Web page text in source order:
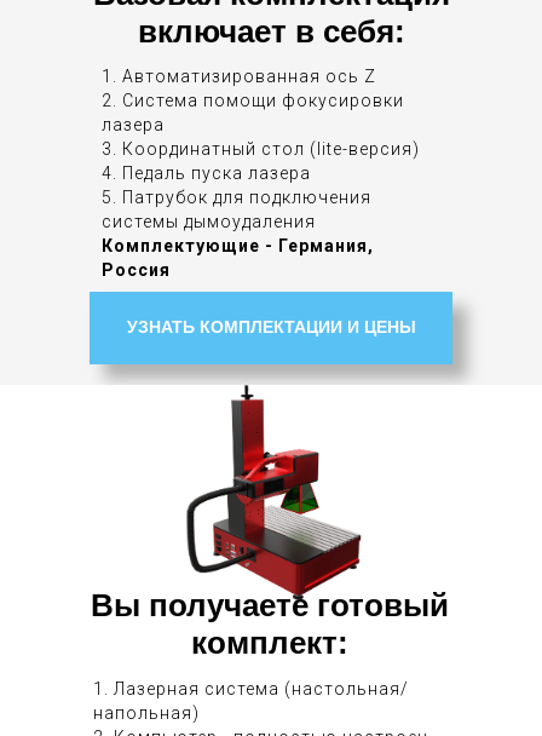
1. Автоматизированная ось Z
2. Система помощи фокусировки
лазера
3. Координатный стол (lite-версия)
4. Педаль пуска лазера
5. Патрубок для подключения
системы дымоудаления
Комплектующие - Германия,
Россия
включает в себя:
УЗНАТЬ КОМПЛЕКТАЦИИ И ЦЕНЫ
1. Лазерная система (настольная/
напольная)
Вы получаете готовый
комплект: